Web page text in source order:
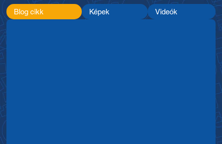
Blog cikk Képek Videók